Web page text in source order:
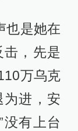
也是她在
，先是
万乌克
为进，安
没有上台